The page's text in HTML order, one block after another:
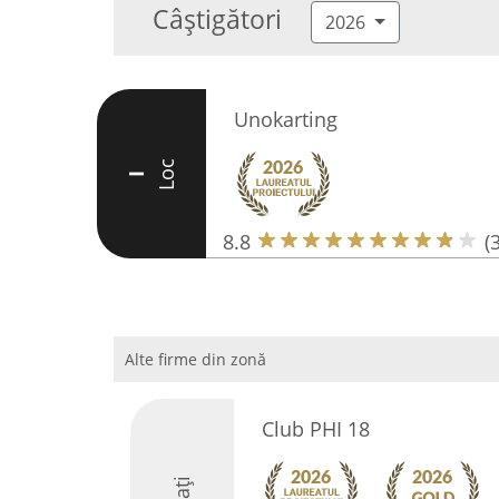
Câștigători 2026
I Loc
Unokarting
8.8
Alte firme din zonă
Club PHI 18